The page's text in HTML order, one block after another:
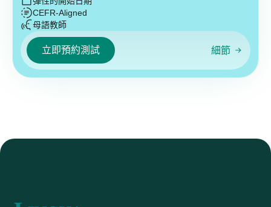
CEFR-Aligned
母語教師
立即預約測試 細節